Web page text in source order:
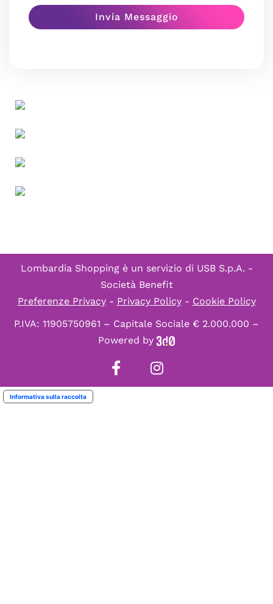
Lombardia Shopping è un servizio di USB S.p.A. -
Società Benefit
Preferenze Privacy- Privacy Policy- Cookie Policy
P.IVA: 11905750961 – Capitale Sociale € 2.000.000 –
Powered by
Informativa sulla raccolta